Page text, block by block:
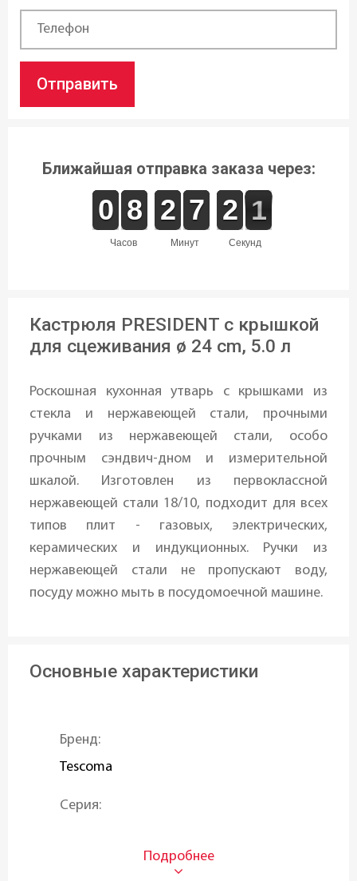
Отправить
Ближайшая отправка заказа через:
часов
9
9
0
0 7
7
8
8
минут
1
1
2
2 6
6
7
7
секунд
1
1
2
2 1
0
Кастрюля PRESIDENT с крышкой
для сцеживания ø 24 cm, 5.0 л
Роскошная кухонная утварь с крышками из
стекла и нержавеющей стали, прочными
ручками из нержавеющей стали, особо
прочным сэндвич-дном и измерительной
шкалой. Изготовлен из первоклассной
нержавеющей стали 18/10, подходит для всех
типов плит - газовых, электрических,
керамических и индукционных. Ручки из
нержавеющей стали не пропускают воду,
посуду можно мыть в посудомоечной машине.
Основные характеристики
Бренд:
Tescoma
Серия: